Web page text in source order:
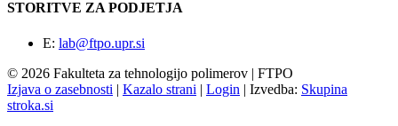
STORITVE ZA PODJETJA
E: lab@ftpo.upr.si
© 2026 Fakulteta za tehnologijo polimerov | FTPO
Izjava o zasebnosti | Kazalo strani | Login | Izvedba: Skupina
stroka.si